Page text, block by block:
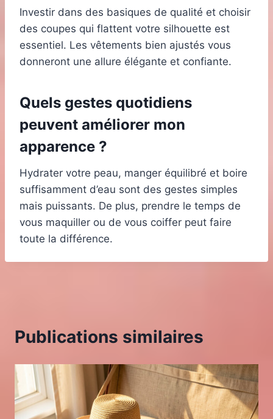
Investir dans des basiques de qualité et choisir
des coupes qui flattent votre silhouette est
essentiel. Les vêtements bien ajustés vous
donneront une allure élégante et confiante.
Quels gestes quotidiens
peuvent améliorer mon
apparence ?
Hydrater votre peau, manger équilibré et boire
suffisamment d’eau sont des gestes simples
mais puissants. De plus, prendre le temps de
vous maquiller ou de vous coiffer peut faire
toute la différence.
Publications similaires